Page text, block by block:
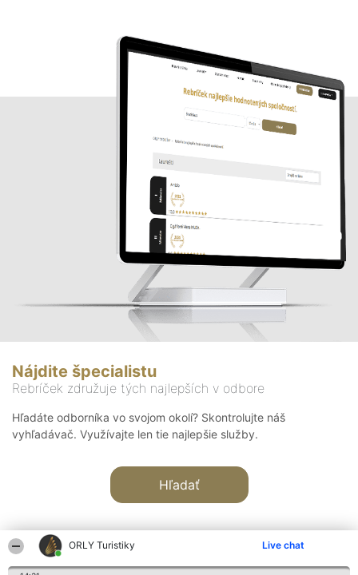
ORLY Turistiky Live chat
Nájdite špecialistu
Rebríček združuje tých najlepších v odbore
Hľadáte odborníka vo svojom okolí? Skontrolujte náš
vyhľadávač. Využívajte len tie najlepšie služby.
Hľadať